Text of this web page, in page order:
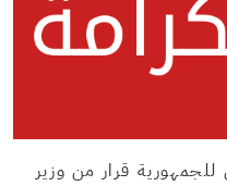
للجمهورية قرار من وزير